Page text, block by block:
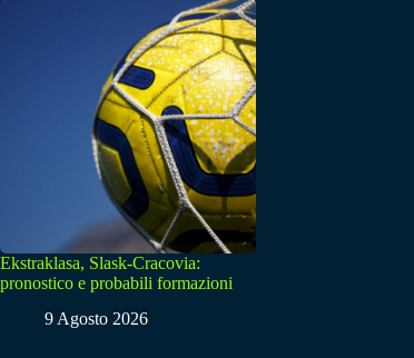
Ekstraklasa, Slask-Cracovia:
pronostico e probabili formazioni
9 Agosto 2026